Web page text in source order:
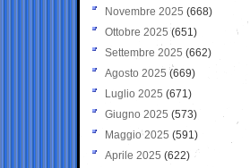
Novembre 2025 (668)
Ottobre 2025 (651)
Settembre 2025 (662)
Agosto 2025 (669)
Luglio 2025 (671)
Giugno 2025 (573)
Maggio 2025 (591)
Aprile 2025 (622)